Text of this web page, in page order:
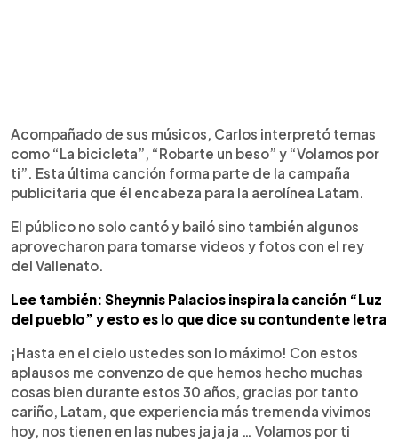
Acompañado de sus músicos, Carlos interpretó temas
como “La bicicleta”, “Robarte un beso” y “Volamos por
ti”. Esta última canción forma parte de la campaña
publicitaria que él encabeza para la aerolínea Latam.
El público no solo cantó y bailó sino también algunos
aprovecharon para tomarse videos y fotos con el rey
del Vallenato.
Lee también: Sheynnis Palacios inspira la canción “Luz
del pueblo” y esto es lo que dice su contundente letra
¡Hasta en el cielo ustedes son lo máximo! Con estos
aplausos me convenzo de que hemos hecho muchas
cosas bien durante estos 30 años, gracias por tanto
cariño, Latam, que experiencia más tremenda vivimos
hoy, nos tienen en las nubes ja ja ja … Volamos por ti